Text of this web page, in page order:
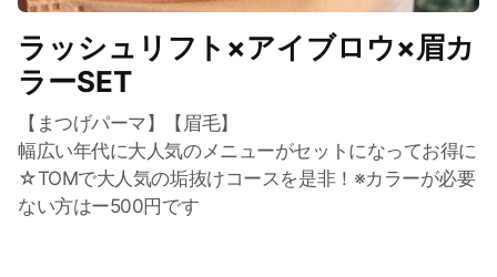
ラッシュリフト×アイブロウ×眉カ
ラーSET
【まつげパーマ】【眉毛】
幅広い年代に大人気のメニューがセットになってお得に
☆TOMで大人気の垢抜けコースを是非！※カラーが必要
ない方はー500円です